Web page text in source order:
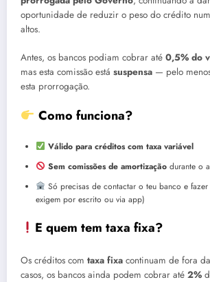
oportunidade de reduzir o peso do crédito
altos.
Antes, os bancos podiam cobrar até 0,5% do
mas esta comissão está suspensa — pelo
esta prorrogação.
Como funciona?
Válido para créditos com taxa variável
Sem comissões de amortizaçãodurante o
Só precisas de contactar o teu banco e
exigem por escrito ou via app)
E quem tem taxa fixa?
Os créditos com taxa fixa continuam de fora
casos, os bancos ainda podem cobrar até 2%